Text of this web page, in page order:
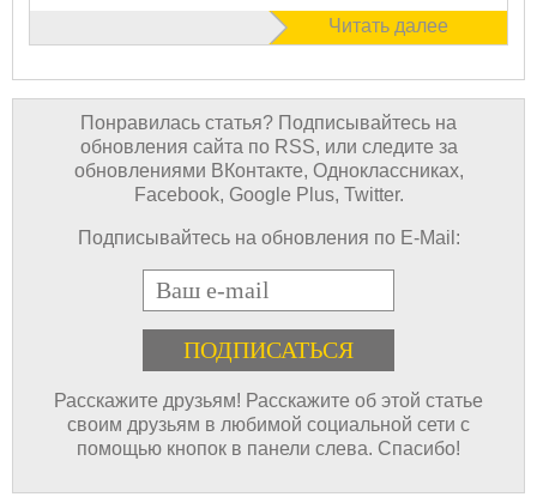
Читать далее
Понравилась статья? Подписывайтесь на
обновления сайта по RSS, или следите за
обновлениями ВКонтакте, Одноклассниках,
Facebook, Google Plus, Twitter.
Подписывайтесь на обновления по E-Mail:
E-mail
Расскажите друзьям! Расскажите об этой статье
своим друзьям в любимой социальной сети с
помощью кнопок в панели слева. Спасибо!